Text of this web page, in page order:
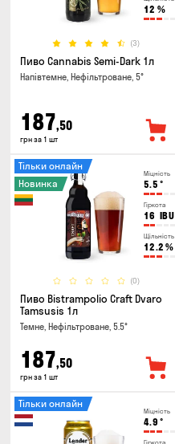
12 %
(3)
Пиво Cannabis Semi-Dark 1л
Напівтемне, Нефільтроване, 5°
187,50
грн за 1 шт
Міцність
5.5 °
Гіркота
16 IBU
Щільність
12.2 %
(0)
Тільки онлайн
Новинка
Пиво Bistrampolio Craft Dvaro
Tamsusis 1л
Темне, Нефільтроване, 5.5°
187,50
грн за 1 шт
Міцність
4.9 °
Гіркота
Тільки онлайн